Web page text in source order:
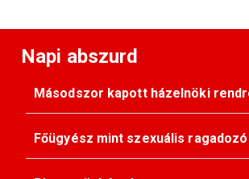
Napi abszurd
Másodszor kapott házelnöki
Főügyész mint szexuális ragadozó